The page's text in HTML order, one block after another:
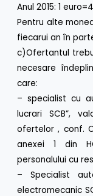
Anul 2015: 1
Pentru alte
fiecarui an în
c)Ofertantul
necesare
care:
– specialist cu
lucrari SCB”,
ofertelor , conf.
anexei 1 din
personalului cu
– Specialist
electromecanic